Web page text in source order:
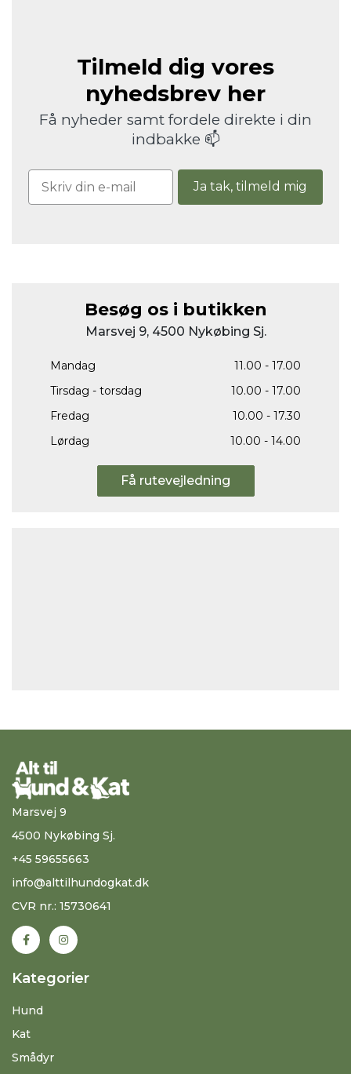
Tilmeld dig vores
nyhedsbrev her
Få nyheder samt fordele direkte i din
indbakke 📫
Ja tak, tilmeld mig
Besøg os i butikken
Marsvej 9, 4500 Nykøbing Sj.
Mandag
11.00 - 17.00
Tirsdag - torsdag
10.00 - 17.00
Fredag
10.00 - 17.30
Lørdag
10.00 - 14.00
Få rutevejledning
Marsvej 9
4500 Nykøbing Sj.
+45 59655663
info@alttilhundogkat.dk
CVR nr.: 15730641
Kategorier
Hund
Kat
Smådyr